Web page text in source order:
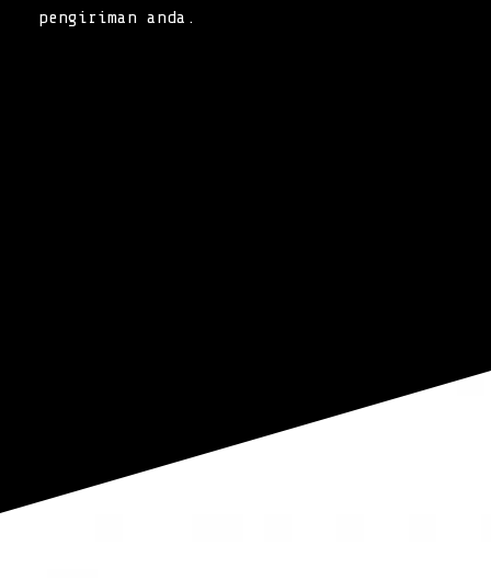
pengiriman anda.